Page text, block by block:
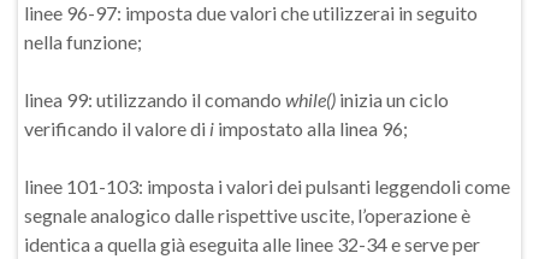
linee 96-97: imposta due valori che utilizzerai in seguito
nella funzione;
linea 99: utilizzando il comando while() inizia un ciclo
verificando il valore di i impostato alla linea 96;
linee 101-103: imposta i valori dei pulsanti leggendoli come
segnale analogico dalle rispettive uscite, l’operazione è
identica a quella già eseguita alle linee 32-34 e serve per